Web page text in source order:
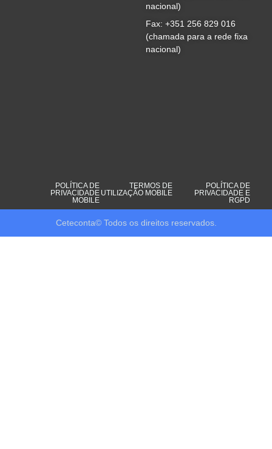
nacional)
Fax: +351 256 829 016
(chamada para a rede fixa
nacional)
POLÍTICA DE
PRIVACIDADE
MOBILE
TERMOS DE
UTILIZAÇÃO MOBILE
POLÍTICA DE
PRIVACIDADE E
RGPD
Ceteconta© Todos os direitos reservados.